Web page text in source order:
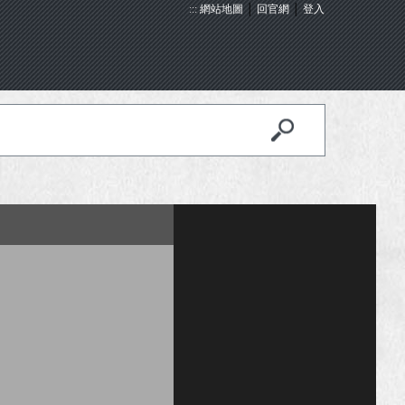
::: 網站地圖│回官網│登入